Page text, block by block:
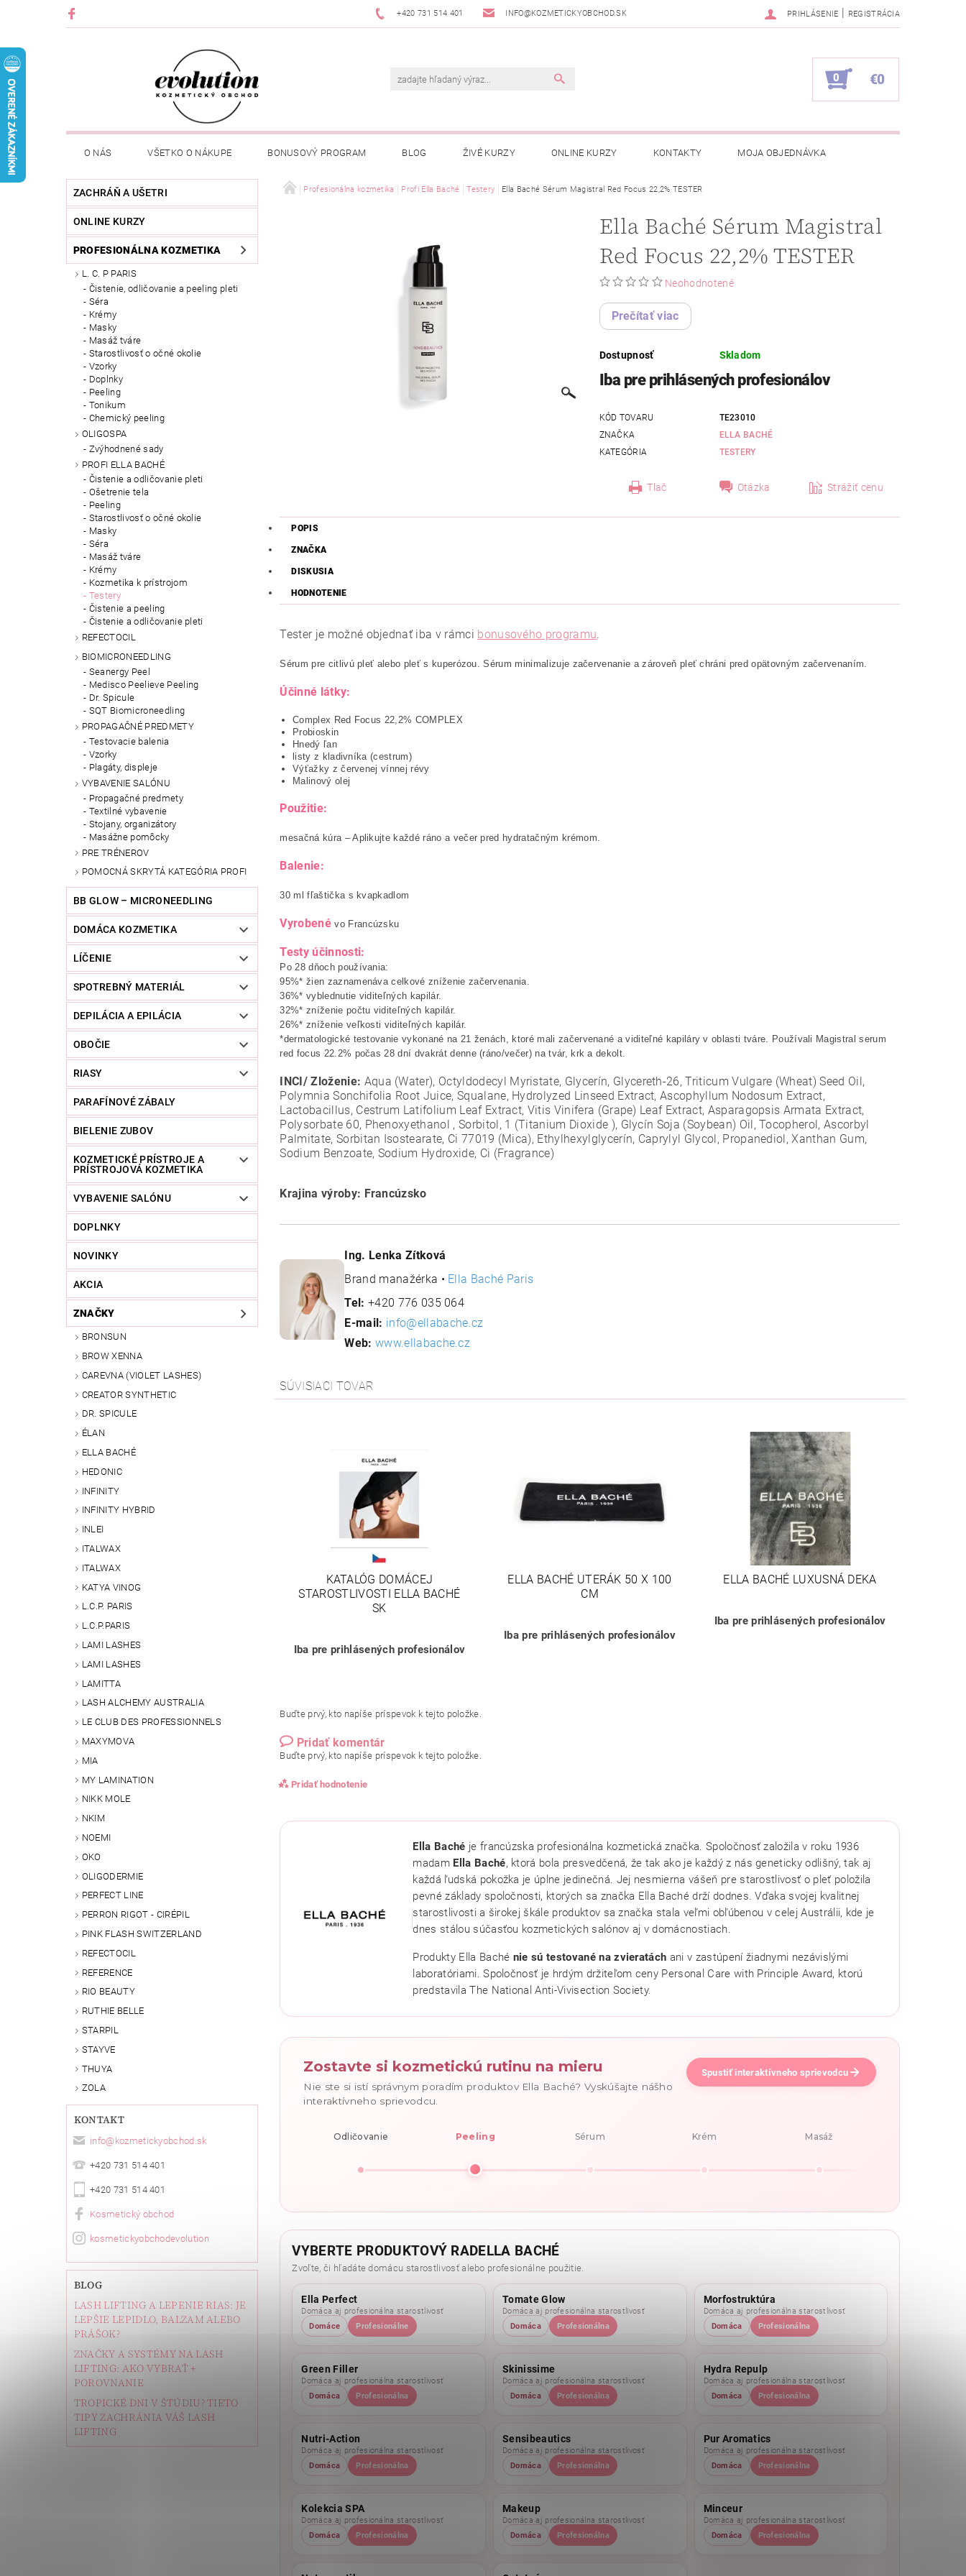
+420 731 514 401 INFO@KOZMETICKYOBCHOD.SK PRIHLÁSENIE | REGISTRÁCIA
0 €0
O NÁS VŠETKO O NÁKUPE BONUSOVÝ PROGRAM BLOG ŽIVÉ KURZY ONLINE KURZY KONTAKTY MOJA OBJEDNÁVKA
ZACHRÁŇ A UŠETRI
ONLINE KURZY
PROFESIONÁLNA KOZMETIKA
L. C. P PARIS
Čistenie, odličovanie a peeling pleti
Séra
Krémy
Masky
Masáž tváre
Starostlivosť o očné okolie
Vzorky
Doplnky
Peeling
Tonikum
Chemický peeling
OLIGOSPA
Zvýhodnené sady
PROFI ELLA BACHÉ
Čistenie a odličovanie pleti
Ošetrenie tela
Peeling
Starostlivosť o očné okolie
Masky
Séra
Masáž tváre
Krémy
Kozmetika k prístrojom
Testery
Čistenie a peeling
Čistenie a odličovanie pleti
REFECTOCIL
BIOMICRONEEDLING
Seanergy Peel
Medisco Peelieve Peeling
Dr. Spicule
SQT Biomicroneedling
PROPAGAČNÉ PREDMETY
Testovacie balenia
Vzorky
Plagáty, displeje
VYBAVENIE SALÓNU
Propagačné predmety
Textilné vybavenie
Stojany, organizátory
Masážne pomôcky
PRE TRÉNEROV
POMOCNÁ SKRYTÁ KATEGÓRIA PROFI
BB GLOW – MICRONEEDLING
DOMÁCA KOZMETIKA
LÍČENIE
SPOTREBNÝ MATERIÁL
DEPILÁCIA A EPILÁCIA
OBOČIE
RIASY
PARAFÍNOVÉ ZÁBALY
BIELENIE ZUBOV
KOZMETICKÉ PRÍSTROJE A
PRÍSTROJOVÁ KOZMETIKA
VYBAVENIE SALÓNU
DOPLNKY
NOVINKY
AKCIA
ZNAČKY
BRONSUN
BROW XENNA
CAREVNA (VIOLET LASHES)
CREATOR SYNTHETIC
DR. SPICULE
ÉLAN
ELLA BACHÉ
HEDONIC
INFINITY
INFINITY HYBRID
INLEI
ITALWAX
ITALWAX
KATYA VINOG
L.C.P. PARIS
L.C.P.PARIS
LAMI LASHES
LAMI LASHES
LAMITTA
LASH ALCHEMY AUSTRALIA
LE CLUB DES PROFESSIONNELS
MAXYMOVA
MIA
MY LAMINATION
NIKK MOLE
NKIM
NOEMI
OKO
OLIGODERMIE
PERFECT LINE
PERRON RIGOT - CIRÉPIL
PINK FLASH SWITZERLAND
REFECTOCIL
REFERENCE
RIO BEAUTY
RUTHIE BELLE
STARPIL
STAYVE
THUYA
ZOLA
KONTAKT
info@ kozmetickyobchod.sk
+420 731 514 401
+420 731 514 401
Kosmetický obchod
kosmetickyobchodevolution
BLOG
LASH LIFTING A LEPENIE RIAS: JE
LEPŠIE LEPIDLO, BALZAM ALEBO
PRÁŠOK?
ZNAČKY A SYSTÉMY NA LASH
LIFTING: AKO VYBRAŤ +
POROVNANIE
TROPICKÉ DNI V ŠTÚDIU? TIETO
TIPY ZACHRÁNIA VÁŠ LASH
LIFTING
Profesionálna kozmetika Profi Ella Baché Testery Ella Baché Sérum Magistral Red Focus 22,2% TESTER
Ella Baché Sérum Magistral
Red Focus 22,2% TESTER
Neohodnotené
Prečítať viac
Dostupnosť Skladom
Iba pre prihlásených profesionálov
KÓD TOVARU
TE23010
ZNAČKA
ELLA BACHÉ
KATEGÓRIA
TESTERY
Tlač Otázka Strážiť cenu
POPIS
ZNAČKA
DISKUSIA
HODNOTENIE
Tester je možné objednať iba v rámci bonusového programu.
Sérum pre citlivú pleť alebo pleť s kuperózou. Sérum minimalizuje začervenanie a zároveň pleť chráni pred opätovným začervenaním.
Účinné látky:
Complex Red Focus 22,2% COMPLEX
Probioskin
Hnedý ľan
listy z kladivníka (cestrum)
Výťažky z červenej vínnej révy
Malinový olej
Použitie:
mesačná kúra – Aplikujte každé ráno a večer pred hydratačným krémom.
Balenie:
30 ml fľaštička s kvapkadlom
Vyrobené vo Francúzsku
Testy účinnosti:
Po 28 dňoch používania:
95%* žien zaznamenáva celkové zníženie začervenania.
36%* vyblednutie viditeľných kapilár.
32%* zníženie počtu viditeľných kapilár.
26%* zníženie veľkosti viditeľných kapilár.
*dermatologické testovanie vykonané na 21 ženách, ktoré mali začervenané a viditeľné kapiláry v oblasti tváre. Používali Magistral serum
red focus 22.2% počas 28 dní dvakrát denne (ráno/večer) na tvár, krk a dekolt.
INCI/ Zloženie: Aqua (Water), Octyldodecyl Myristate, Glycerín, Glycereth-26, Triticum Vulgare (Wheat) Seed Oil,
Polymnia Sonchifolia Root Juice, Squalane, Hydrolyzed Linseed Extract, Ascophyllum Nodosum Extract,
Lactobacillus, Cestrum Latifolium Leaf Extract, Vitis Vinifera (Grape) Leaf Extract, Asparagopsis Armata Extract,
Polysorbate 60, Phenoxyethanol , Sorbitol, 1 (Titanium Dioxide ), Glycín Soja (Soybean) Oil, Tocopherol, Ascorbyl
Palmitate, Sorbitan Isostearate, Ci 77019 (Mica), Ethylhexylglycerín, Caprylyl Glycol, Propanediol, Xanthan Gum,
Sodium Benzoate, Sodium Hydroxide, Ci (Fragrance)
Krajina výroby: Francúzsko
Ing. Lenka Zítková
Brand manažérka • Ella Baché Paris
Tel: +420 776 035 064
E-mail: info@ellabache.cz
Web: www.ellabache.cz
SÚVISIACI TOVAR
KATALÓG DOMÁCEJ
STAROSTLIVOSTI ELLA BACHÉ
SK
Iba pre prihlásených profesionálov
ELLA BACHÉ UTERÁK 50 X 100
CM
Iba pre prihlásených profesionálov
ELLA BACHÉ LUXUSNÁ DEKA
Iba pre prihlásených profesionálov
Buďte prvý, kto napíše príspevok k tejto položke.
Pridať komentár
Buďte prvý, kto napíše príspevok k tejto položke.
Pridať hodnotenie
Vložením hodnotenie súhlasíte spodmienkami ochrany osobných údajov .
Ella Baché je francúzska profesionálna kozmetická značka. Spoločnosť založila v roku 1936
madam Ella Baché, ktorá bola presvedčená, že tak ako je každý z nás geneticky odlišný, tak aj
každá ľudská pokožka je úplne jedinečná. Jej nesmierna vášeň pre starostlivosť o pleť položila
pevné základy spoločnosti, ktorých sa značka Ella Baché drží dodnes. Vďaka svojej kvalitnej
starostlivosti a širokej škále produktov sa značka stala veľmi obľúbenou v celej Austrálii, kde je
dnes stálou súčasťou kozmetických salónov aj v domácnostiach.
Produkty Ella Baché nie sú testované na zvieratách ani v zastúpení žiadnymi nezávislými
laboratóriami. Spoločnosť je hrdým držiteľom ceny Personal Care with Principle Award, ktorú
predstavila The National Anti-Vivisection Society.
Zostavte si kozmetickú rutinu na mieru
Nie ste si istí správnym poradím produktov Ella Baché? Vyskúšajte nášho
interaktívneho sprievodcu.
Spustiť interaktívneho sprievodcu
Odličovanie Peeling Sérum Krém Masáž
VYBERTE PRODUKTOVÝ RADELLA BACHÉ
Zvoľte, či hľadáte domácu starostlivosť alebo profesionálne použitie.
Ella Perfect
Domáca aj profesionálna starostlivosť
Domáce
Profesionálne
Tomate Glow
Domáca aj profesionálna starostlivosť
Domáca
Profesionálna
Morfostruktúra
Domáca aj profesionálna starostlivosť
Domáca
Profesionálna
Green Filler
Domáca aj profesionálna starostlivosť
Domáca
Profesionálna
Skinissime
Domáca aj profesionálna starostlivosť
Domáca
Profesionálna
Hydra Repulp
Domáca aj profesionálna starostlivosť
Domáca
Profesionálna
Nutri-Action
Domáca aj profesionálna starostlivosť
Domáca
Profesionálna
Sensibeautics
Domáca aj profesionálna starostlivosť
Domáca
Profesionálna
Pur Aromatics
Domáca aj profesionálna starostlivosť
Domáca
Profesionálna
Kolekcia SPA
Domáca aj profesionálna starostlivosť
Domáca
Profesionálna
Makeup
Domáca aj profesionálna starostlivosť
Domáca
Profesionálna
Minceur
Domáca aj profesionálna starostlivosť
Domáca
Profesionálna